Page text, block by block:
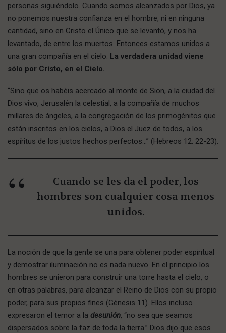
personas siguiéndolo. Cuando somos alcanzados por Dios, ya
no ponemos nuestra confianza en el hombre, ni en ninguna
cantidad, sino en Cristo el Único que se levantó, y nos ha
levantado, de entre los muertos. Entonces estamos unidos a
una gran compañía en el cielo. La verdadera unidad viene
sólo por Cristo, en el Cielo.
“Sino que os habéis acercado al monte de Sion, a la ciudad del
Dios vivo, Jerusalén la celestial, a la compañía de muchos
millares de ángeles, a la congregación de los primogénitos que
están inscritos en los cielos, a Dios el Juez de todos, a los
espíritus de los justos hechos perfectos…” (Hebreos 12: 22-23).
Cuando se les da el poder, los
hombres son cualquier cosa menos
unidos.
La noción de que la gente se una para obtener poder espiritual
y demostrar iluminación no es nada nuevo. En el principio los
hombres se unieron para construir una torre hasta el cielo, o
en otras palabras, para alcanzar el Reino de Dios con su propio
poder, para sus propios fines (Génesis 11). Ellos incluso
expresaron el temor a la desunión, “no sea que seamos
dispersados sobre la faz de toda la tierra.” Dios dijo que esos